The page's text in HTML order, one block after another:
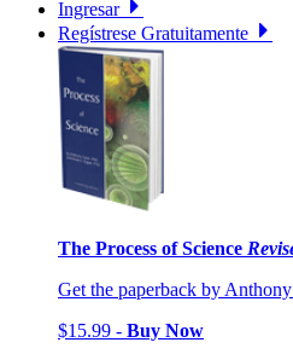
Ingresar
Regístrese Gratuitamente
The Process of Science
Get the paperback by
$15.99 - Buy Now